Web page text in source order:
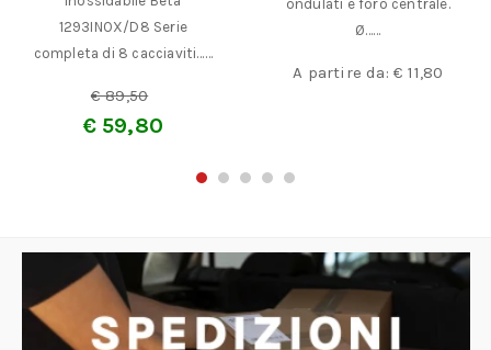
1293INOX/D8 Serie
completa di 8 cacciaviti……
€89,50
€59,80
ondulati e foro centrale.
Ø……
A partire da: € 11,80